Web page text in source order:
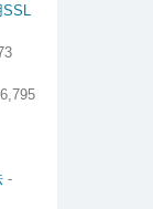
SSL
-